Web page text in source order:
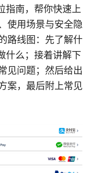
指南，帮你快速上
使用场景与安全隐
路线图：先了解什
什么；接着讲解下
见问题；然后给出
案，最后附上常见